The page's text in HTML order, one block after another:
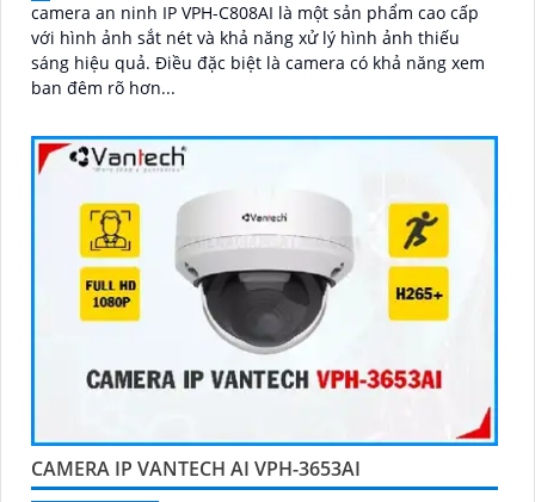
camera an ninh IP VPH-C808AI là một sản phẩm cao cấp
với hình ảnh sắt nét và khả năng xử lý hình ảnh thiếu
sáng hiệu quả. Điều đặc biệt là camera có khả năng xem
ban đêm rõ hơn...
CAMERA IP VANTECH AI VPH-3653AI